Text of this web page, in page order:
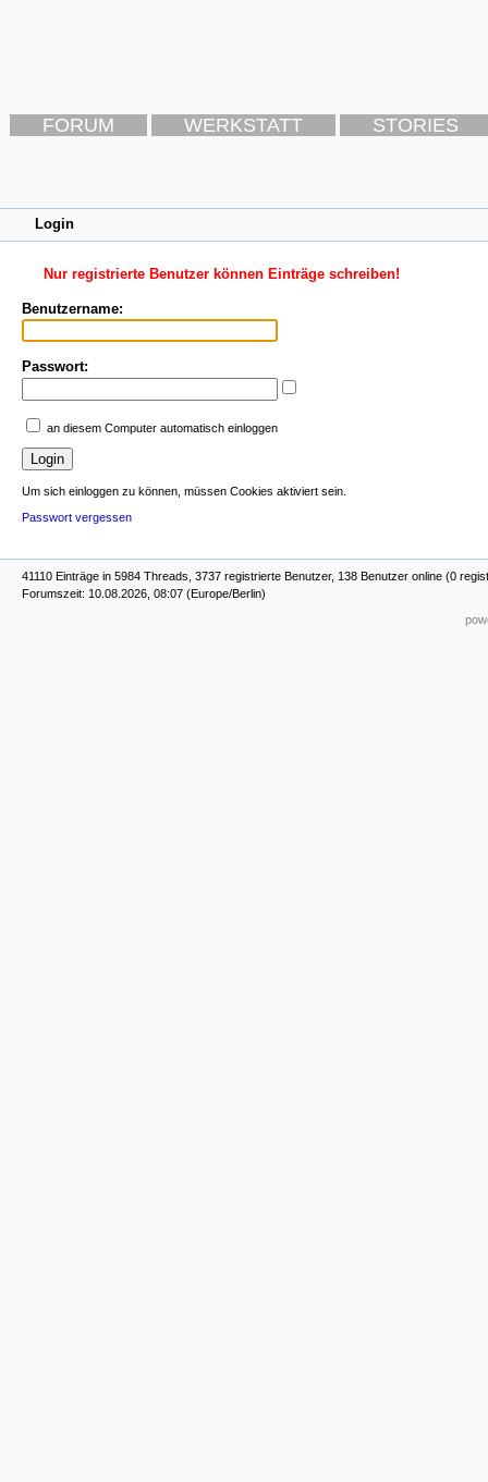
FORUM WERKSTATT STORIES
Login
Nur registrierte Benutzer können Einträge schreiben!
Benutzername:
Passwort:
an diesem Computer automatisch einloggen
Um sich einloggen zu können, müssen Cookies aktiviert sein.
Passwort vergessen
41110 Einträge in 5984 Threads, 3737 registrierte Benutzer, 138 Benutzer online (0
Forumszeit: 10.08.2026, 08:07 (Europe/Berlin)